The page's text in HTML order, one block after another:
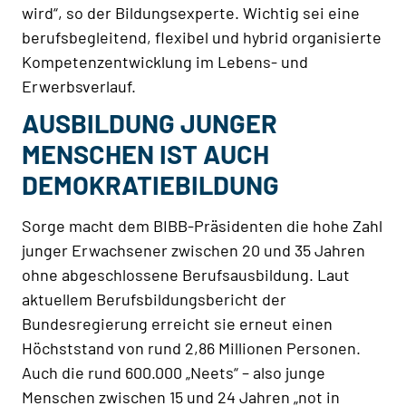
wird“, so der Bildungsexperte. Wichtig sei eine
berufsbegleitend, flexibel und hybrid organisierte
Kompetenzentwicklung im Lebens- und
Erwerbsverlauf.
AUSBILDUNG JUNGER
MENSCHEN IST AUCH
DEMOKRATIEBILDUNG
Sorge macht dem BIBB-Präsidenten die hohe Zahl
junger Erwachsener zwischen 20 und 35 Jahren
ohne abgeschlossene Berufsausbildung. Laut
aktuellem Berufsbildungsbericht der
Bundesregierung erreicht sie erneut einen
Höchststand von rund 2,86 Millionen Personen.
Auch die rund 600.000 „Neets“ – also junge
Menschen zwischen 15 und 24 Jahren „not in